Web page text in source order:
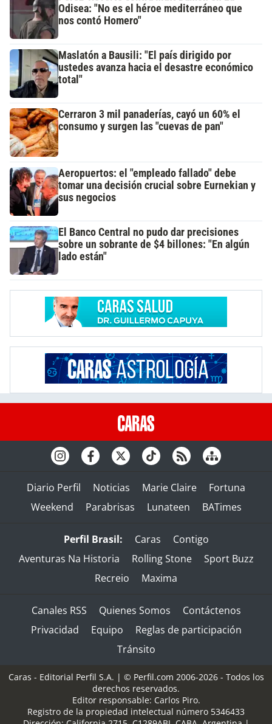
Odisea: "No es el héroe mediterráneo que
nos contó Homero"
Maslatón a Bausili: "El país dirigido por
ustedes avanza hacia el desastre económico
total"
Cerraron 3 mil panaderías, cayó un 60% el
consumo y surgen las "cuevas de pan"
Aeropuertos: el "empleado fallado" debe
tomar una decisión crucial sobre Eurnekian y
sus negocios
El Banco Central no pudo dar precisiones
sobre un sobrante de $4 billones: "En algún
lado están"
Diario Perfil Noticias Marie Claire
Fortuna
Weekend
Parabrisas Lunateen BATimes
Perfil Brasil: Caras
Contigo
Aventuras Na Historia
Rolling Stone
Sport Buzz
Recreio
Maxima
Canales RSS Quienes Somos
Contáctenos
Privacidad
Equipo
Reglas de participación
Tránsito
Caras - Editorial Perfil S.A. | © Perfil.com 2006-2026 - Todos los
derechos reservados.
Editor responsable: Carlos Piro.
Registro de la propiedad intelectual número 5346433